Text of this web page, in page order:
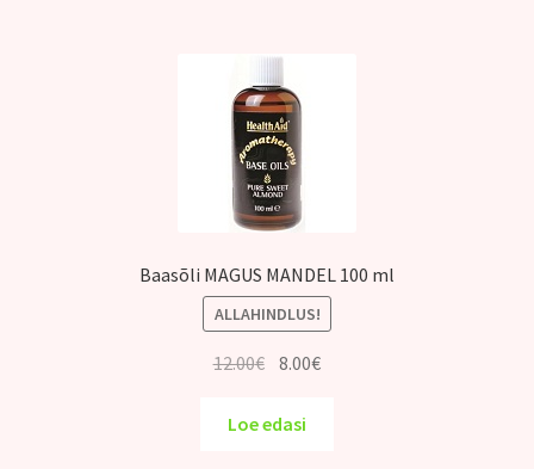
Baasõli MAGUS MANDEL 100 ml
ALLAHINDLUS!
12.00€ Algne
oli:
8.00€Praegune
Loe edasi